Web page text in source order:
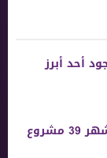
أحد أبرز
مجلس الشعب يناقش خلال أشهر 39 مشروع